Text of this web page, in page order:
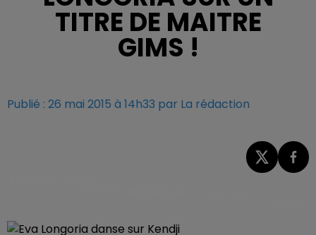
TITRE DE MAITRE
GIMS !
Publié : 26 mai 2015 à 14h33 par La rédaction